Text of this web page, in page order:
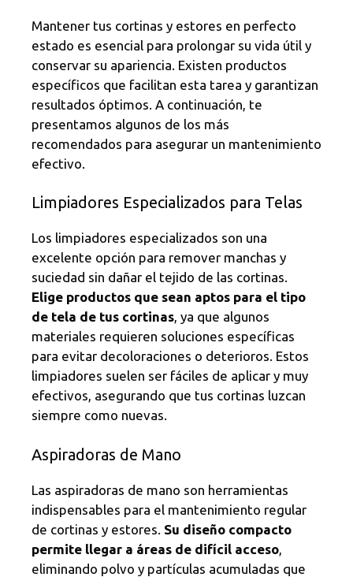
Mantener tus cortinas y estores en perfecto
estado es esencial para prolongar su vida útil y
conservar su apariencia. Existen productos
específicos que facilitan esta tarea y garantizan
resultados óptimos. A continuación, te
presentamos algunos de los más
recomendados para asegurar un mantenimiento
efectivo.
Limpiadores Especializados para Telas
Los limpiadores especializados son una
excelente opción para remover manchas y
suciedad sin dañar el tejido de las cortinas.
Elige productos que sean aptos para el tipo
de tela de tus cortinas, ya que algunos
materiales requieren soluciones específicas
para evitar decoloraciones o deterioros. Estos
limpiadores suelen ser fáciles de aplicar y muy
efectivos, asegurando que tus cortinas luzcan
siempre como nuevas.
Aspiradoras de Mano
Las aspiradoras de mano son herramientas
indispensables para el mantenimiento regular
de cortinas y estores. Su diseño compacto
permite llegar a áreas de difícil acceso
eliminando polvo y partículas acumuladas que